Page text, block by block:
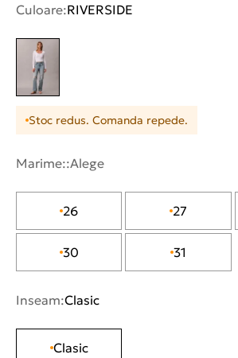
Culoare:RIVERSIDE
Stoc redus. Comanda repede.
Marime::Alege
26 27
30 31
Inseam:Clasic
Clasic